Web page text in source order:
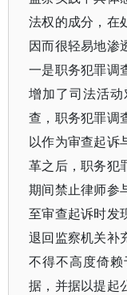
法权的成分，在
因而很轻易地渗
一是职务犯罪调
增加了司法活
查，职务犯罪调
以作为审查起诉
革之后，职务犯
期间禁止律师参
至审查起诉时发
退回监察机关补
不得不高度倚
据，并据以提起